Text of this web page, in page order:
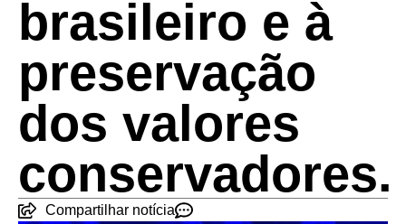
brasileiro e à
preservação
dos valores
conservadores.
Compartilhar notícia